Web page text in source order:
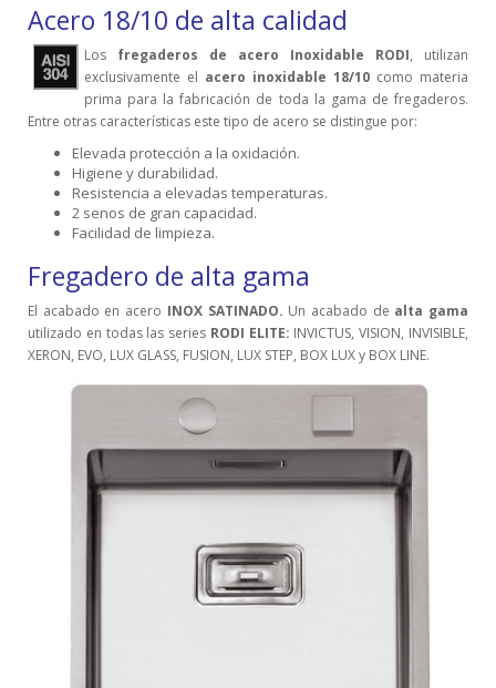
Acero 18/10 de alta calidad
Los fregaderos de acero Inoxidable RODI, utilizan
exclusivamente el acero inoxidable 18/10 como materia
prima para la fabricación de toda la gama de fregaderos.
Entre otras características este tipo de acero se distingue por:
Elevada protección a la oxidación.
Higiene y durabilidad.
Resistencia a elevadas temperaturas.
2 senos de gran capacidad.
Facilidad de limpieza.
Fregadero de alta gama
El acabado en acero INOX SATINADO. Un acabado de alta gama
utilizado en todas las series RODI ELITE: INVICTUS, VISION, INVISIBLE,
XERON, EVO, LUX GLASS, FUSION, LUX STEP, BOX LUX y BOX LINE.